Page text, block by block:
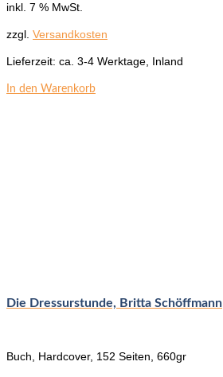
inkl. 7 % MwSt.
zzgl. Versandkosten
Lieferzeit: ca. 3-4 Werktage, Inland
In den Warenkorb
Die Dressurstunde, Britta Schöffmann
Buch, Hardcover, 152 Seiten, 660gr